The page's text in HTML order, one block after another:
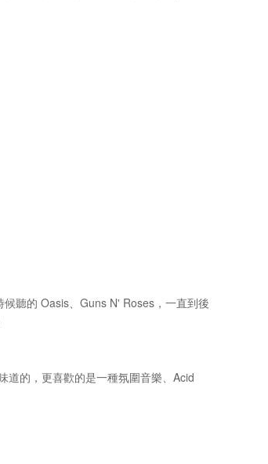
聽的 Oasis、Guns N' Roses，一直到後
道的，更喜歡的是一種氛圍音樂、Acid